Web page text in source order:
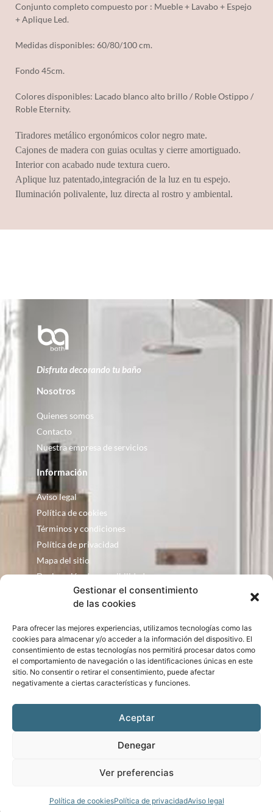
Gestionar el consentimiento
de las cookies
Para ofrecer las mejores experiencias, utilizamos tecnologías como las
cookies para almacenar y/o acceder a la información del dispositivo. El
consentimiento de estas tecnologías nos permitirá procesar datos como
el comportamiento de navegación o las identificaciones únicas en este
sitio. No consentir o retirar el consentimiento, puede afectar
negativamente a ciertas características y funciones.
Aceptar
Denegar
Ver preferencias
Política de cookiesPolítica de privacidadAviso legal
Conjunto completo compuesto por : Mueble + Lavabo + Espejo
+ Aplique Led.
Medidas disponibles: 60/80/100 cm.
Fondo 45cm.
Colores disponibles: Lacado blanco alto brillo / Roble Ostippo /
Roble Eternity.
Tiradores metálico ergonómicos color negro mate.
Cajones de madera con guias ocultas y cierre amortiguado.
Interior con acabado nude textura cuero.
Aplique luz patentado,integración de la luz en tu espejo.
Iluminación polivalente, luz directa al rostro y ambiental.
Disfruta decorando tu baño
Nosotros
Quienes somos
Contacto
Nuestra empresa de servicios
Información
Aviso legal
Política de cookies
Términos y condiciones
Política de privacidad
Mapa del sitio
Declaración de accesibilidad
Contacto
Fontanería Baquero
C/ Justo Zoco, 36 Ejea de los Caballeros
Zaragoza – España
consultas@bqbath.es
693 21 32 44
Bqbath © Copyright 2024. Diseño web realizado por